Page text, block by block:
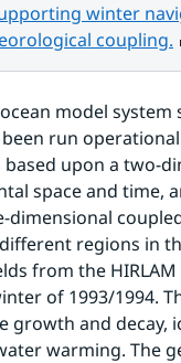
winter
coupling.
model system
run
upon a two-
space and time,
dimensional
regions in
from the
of 1993/1994.
growth and decay,
warming. The